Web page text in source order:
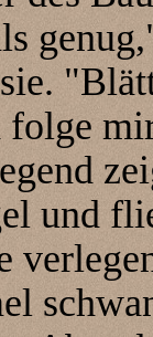
folge
und